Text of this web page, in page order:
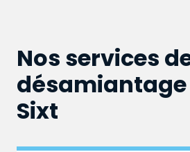
Nos services
Sixt